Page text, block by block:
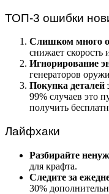
ТОП-3 ошибки
Слишком много
снижает скорость
Игнорирование
генераторов
Покупка деталей
99% случаев это
получить
Лайфхаки
Разбирайте
для крафта.
Следите за
30%